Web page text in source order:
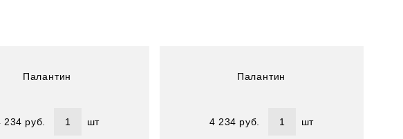
Палантин
234 руб. шт
Палантин
4 234 руб. шт